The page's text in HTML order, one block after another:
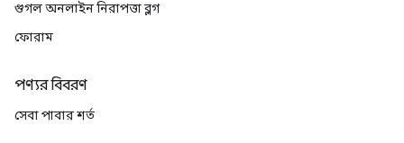
গুগল অনলাইন নিরাপত্তা ব্লগ
ফোরাম
পণ্যর বিবরণ
সেবা পাবার শর্ত